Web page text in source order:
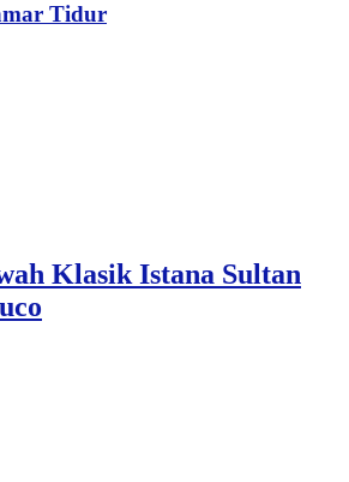
Tidur
Klasik Istana Sultan